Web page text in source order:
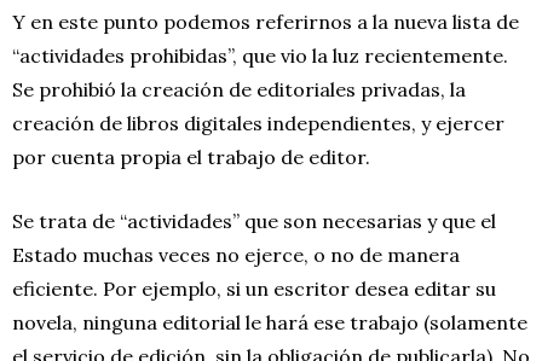
Y en este punto podemos referirnos a la nueva lista de
“actividades prohibidas”, que vio la luz recientemente.
Se prohibió la creación de editoriales privadas, la
creación de libros digitales independientes, y ejercer
por cuenta propia el trabajo de editor.
Se trata de “actividades” que son necesarias y que el
Estado muchas veces no ejerce, o no de manera
eficiente. Por ejemplo, si un escritor desea editar su
novela, ninguna editorial le hará ese trabajo (solamente
el servicio de edición, sin la obligación de publicarla). No